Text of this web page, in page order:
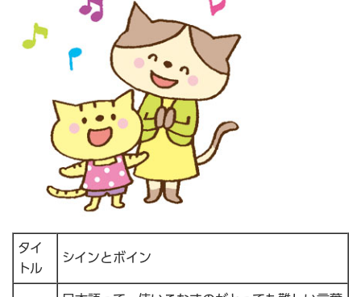
タイ
トル
シインとボイン